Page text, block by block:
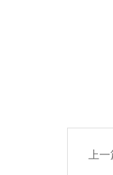
上